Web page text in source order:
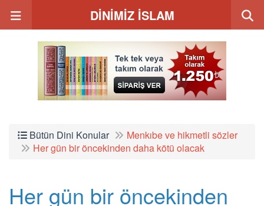
DİNİMİZ İSLAM
Bütün Dini Konular
Menkıbe ve hikmetli sözler
Her gün bir öncekinden daha kötü olacak
Her gün bir öncekinden